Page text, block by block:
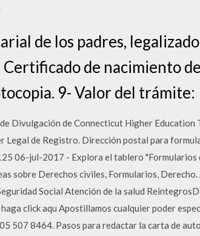
de los padres,
de nacimiento
9- Valor del trámite:
Divulgación de Connecticut Higher
Legal de Registro. Dirección postal para
06-jul-2017 - Explora el tablero
sobre Derechos civiles, Formularios,
Social Atención de la salud
click aqu Apostillamos cualquier poder
507 8464. Pasos para redactar la carta de